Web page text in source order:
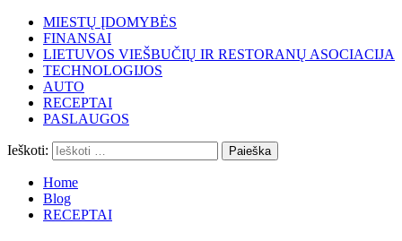
MIESTŲ ĮDOMYBĖS
FINANSAI
LIETUVOS VIEŠBUČIŲ IR RESTORANŲ ASOCIACIJA
TECHNOLOGIJOS
AUTO
RECEPTAI
PASLAUGOS
Ieškoti:
Home
Blog
RECEPTAI